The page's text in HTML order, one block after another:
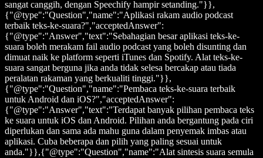
sangat canggih, dengan Speechify hampir setanding."}},
{"@type":"Question","name":"Aplikasi rakam audio podcast
terbaik teks-ke-suara?","acceptedAnswer":
{"@type":"Answer","text":"Sebahagian besar aplikasi teks-ke-
suara boleh merakam fail audio podcast yang boleh disunting dan
dimuat naik ke platform seperti iTunes dan Spotify. Alat teks-ke-
suara sangat berguna jika anda tidak selesa bercakap atau tiada
peralatan rakaman yang berkualiti tinggi."}},
{"@type":"Question","name":"Pembaca teks-ke-suara terbaik
untuk Android dan iOS?","acceptedAnswer":
{"@type":"Answer","text":"Terdapat banyak pilihan pembaca teks
ke suara untuk iOS dan Android. Pilihan anda bergantung pada ciri
diperlukan dan sama ada mahu guna dalam penyemak imbas atau
aplikasi. Cuba beberapa dan pilih yang paling sesuai untuk
anda."}},{"@type":"Question","name":"Alat sintesis suara semula